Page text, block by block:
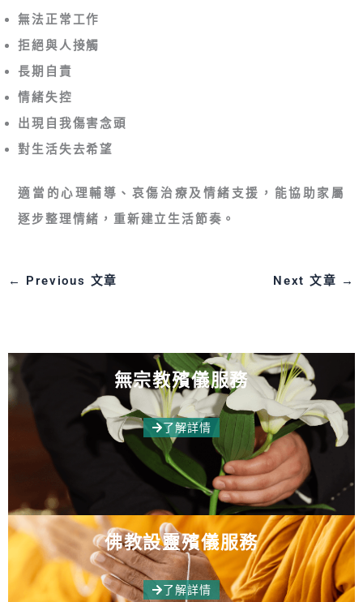
無法正常工作
拒絕與人接觸
長期自責
情緒失控
出現自我傷害念頭
對生活失去希望
適當的心理輔導、哀傷治療及情緒支援，能協助家屬
逐步整理情緒，重新建立生活節奏。
← Previous 文章 Next 文章 →
無宗教殯儀服務
了解詳情
佛教設靈殯儀服務
了解詳情